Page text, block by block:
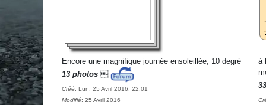
Encore une magnifique journée ensoleillée, 10 degré
13 photos
Créé: Lun. 25 Avril 2016, 22:01
Modifié: 25 Avril 2016
à